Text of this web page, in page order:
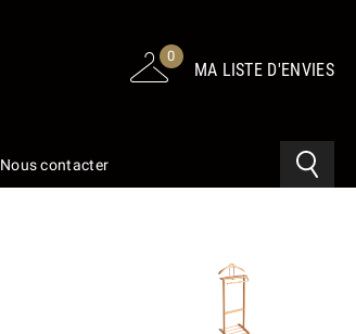
0
MA LISTE D'ENVIES
Nous contacter